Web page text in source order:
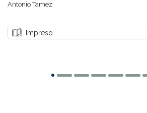
Antonio Tamez
Impreso